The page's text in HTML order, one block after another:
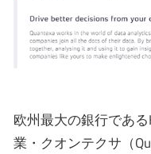
欧州最大の銀行であ
業・クオンテクサ（